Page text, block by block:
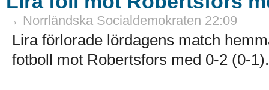
→ Norrländska Socialdemokraten 22:09
Lira förlorade lördagens match
fotboll mot Robertsfors med 0-2 (0-